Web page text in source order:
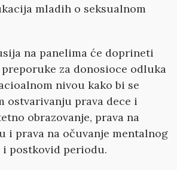
mladih o seksualnom
na panelima će doprineti
za donosioce odluka
nivou kako bi se
ostvarivanju prava dece i
obrazovanje, prava na
i prava na očuvanje mentalnog
postkovid periodu.